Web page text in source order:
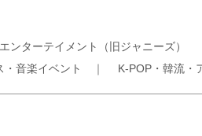
ンターテイメント（旧ジャニーズ）
・音楽イベント ｜ K-POP・韓流・